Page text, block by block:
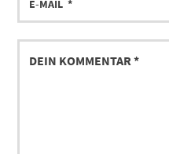
MAIL
DEIN
KOMMENTAR